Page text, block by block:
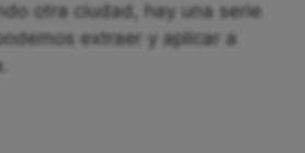
otra ciudad, hay una serie
extraer y aplicar a